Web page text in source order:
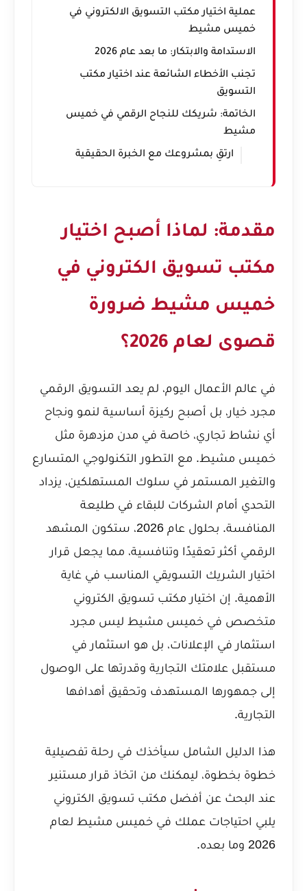
عملية اختيار مكتب التسويق الالكتروني في
خميس مشيط
الاستدامة والابتكار: ما بعد عام 2026
تجنب الأخطاء الشائعة عند اختيار مكتب
التسويق
الخاتمة: شريكك للنجاح الرقمي في خميس
مشيط
ارتقِ بمشروعك مع الخبرة الحقيقية
مقدمة: لماذا أصبح اختيار
مكتب تسويق الكتروني في
خميس مشيط ضرورة
قصوى لعام 2026؟
في عالم الأعمال اليوم، لم يعد التسويق الرقمي
مجرد خيار، بل أصبح ركيزة أساسية لنمو ونجاح
أي نشاط تجاري، خاصة في مدن مزدهرة مثل
خميس مشيط. مع التطور التكنولوجي المتسارع
والتغير المستمر في سلوك المستهلكين، يزداد
التحدي أمام الشركات للبقاء في طليعة
المنافسة. بحلول عام 2026، ستكون المشهد
الرقمي أكثر تعقيدًا وتنافسية، مما يجعل قرار
اختيار الشريك التسويقي المناسب في غاية
الأهمية. إن اختيار مكتب تسويق الكتروني
متخصص في خميس مشيط ليس مجرد
استثمار في الإعلانات، بل هو استثمار في
مستقبل علامتك التجارية وقدرتها على الوصول
إلى جمهورها المستهدف وتحقيق أهدافها
التجارية.
هذا الدليل الشامل سيأخذك في رحلة تفصيلية
خطوة بخطوة، ليمكنك من اتخاذ قرار مستنير
عند البحث عن أفضل مكتب تسويق الكتروني
يلبي احتياجات عملك في خميس مشيط لعام
2026 وما بعده.